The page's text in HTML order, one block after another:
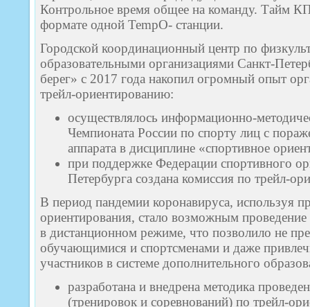
Контрольное время общее на команду. Тайм КП
формате одной TempO- станции.
Городской координационный центр по
образовательными организациями Санкт-
берег» с 2017 года накопил огромный опыт
трейл-ориентированию:
осуществлялось информационно-
Чемпионата России по спорту лиц с
аппарата в дисциплине «спортивное
при поддержке Федерации спортивного
Петербурга создана комиссия по трейл-
В период пандемии коронавируса, используя
ориентирования, стало возможным
в дистанционном режиме, что позволило не
обучающимися и спортсменами и даже
участников в системе дополнительного
разработана и внедрена методика
(тренировок и соревнований) по трейл-